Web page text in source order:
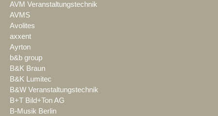
AVM Veranstaltungstechnik
AVMS
Avolites
axxent
Ayrton
b&b group
B&K Braun
B&K Lumitec
B&W Veranstaltungstechnik
B+T Bild+Ton AG
B-Musik Berlin